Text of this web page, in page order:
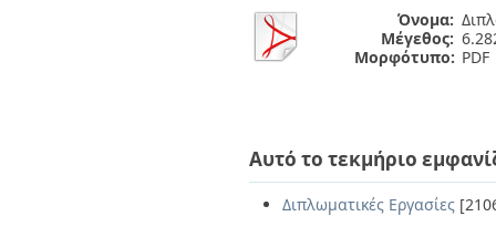
Όνομα:
Μέγεθος:
Μορφότυπο: PDF
Αυτό το τεκμήριο
Διπλωματικές Εργασίες